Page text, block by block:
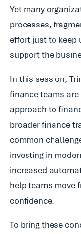
Yet many
processes,
effort just to
support the
In this session,
finance teams are
approach to
broader finance
common
investing in
increased
help teams move
confidence.
To bring these